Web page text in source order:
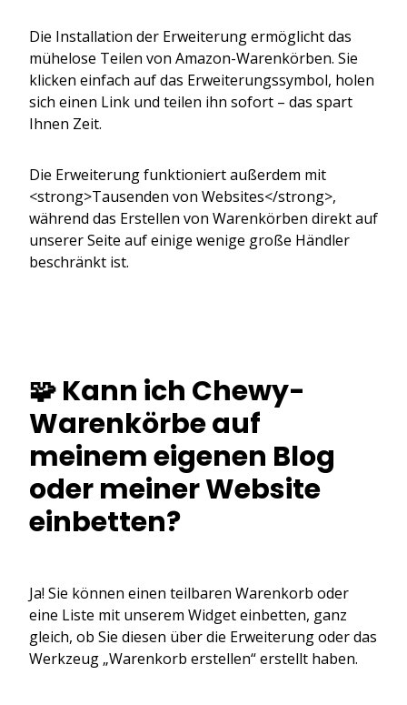
Die Installation der Erweiterung ermöglicht das
mühelose Teilen von Amazon-Warenkörben. Sie
klicken einfach auf das Erweiterungssymbol, holen
sich einen Link und teilen ihn sofort – das spart
Ihnen Zeit.
Die Erweiterung funktioniert außerdem mit
<strong>Tausenden von Websites</strong>,
während das Erstellen von Warenkörben direkt auf
unserer Seite auf einige wenige große Händler
beschränkt ist.
🧩 Kann ich Chewy-
Warenkörbe auf
meinem eigenen Blog
oder meiner Website
einbetten?
Ja! Sie können einen teilbaren Warenkorb oder
eine Liste mit unserem Widget einbetten, ganz
gleich, ob Sie diesen über die Erweiterung oder das
Werkzeug „Warenkorb erstellen“ erstellt haben.